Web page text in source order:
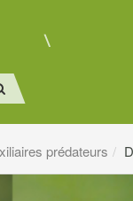
prédateurs